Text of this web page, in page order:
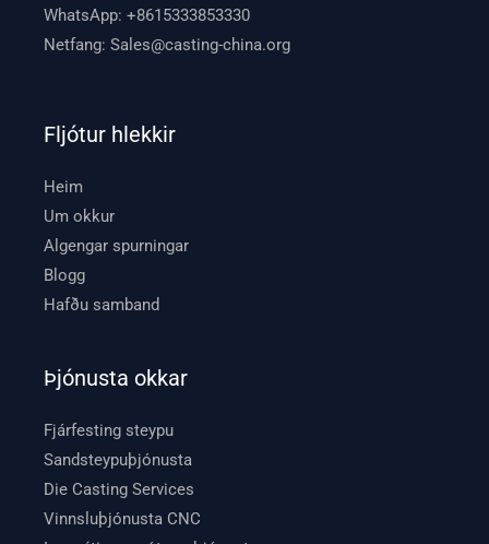
WhatsApp:+8615333853330
Netfang:Sales@casting-china.org
Fljótur hlekkir
Heim
Um okkur
Algengar spurningar
Blogg
Hafðu samband
Þjónusta okkar
Fjárfesting steypu
Sandsteypuþjónusta
Die Casting Services
Vinnsluþjónusta CNC